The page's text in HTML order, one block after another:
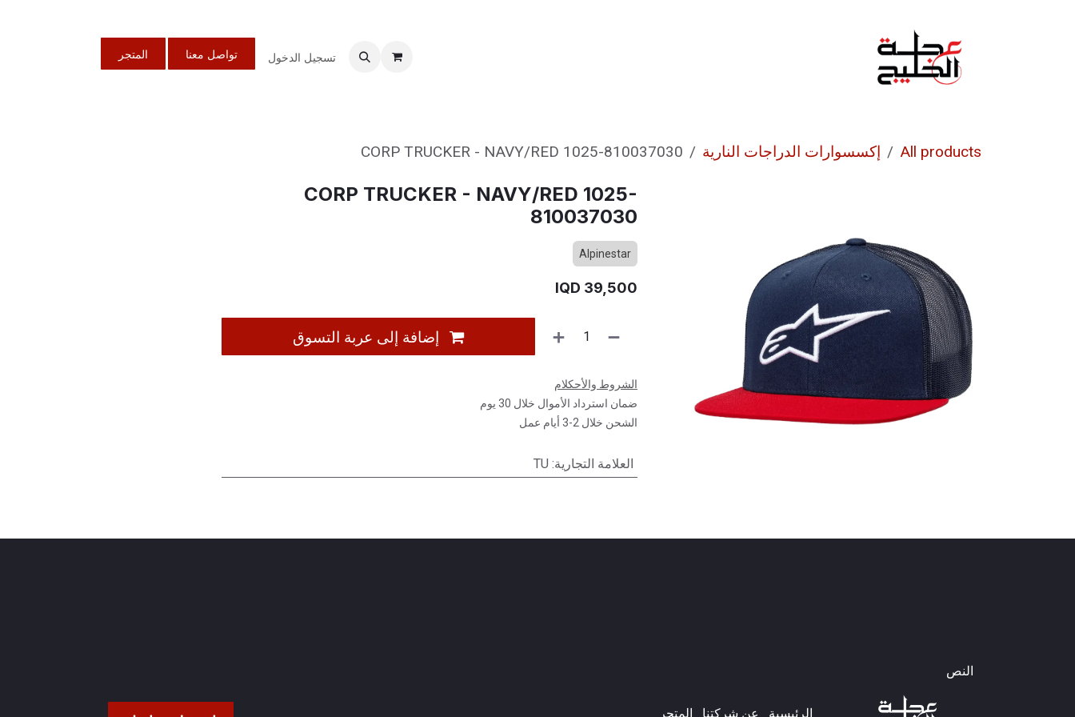
تسجيل الدخول تواصل معنا المتجر
All products إكسسوارات الدراجات النارية CORP TRUCKER - NAVY/RED 1025-810037030
CORP TRUCKER - NAVY/RED 1025-
810037030
Alpinestar
39,500
إضافة إلى عربة التسوق
الشروط والأحكلام
ضمان استرداد الأموال خلال 30 يوم
الشحن خلال 2-3 أيام عمل
العلامة التجارية:
TU
الرئيسية عن شركتنا​ المتجر
النص